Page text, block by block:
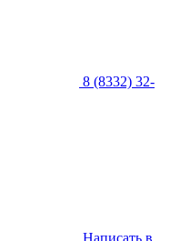
8 (8332) 32-
Написать в